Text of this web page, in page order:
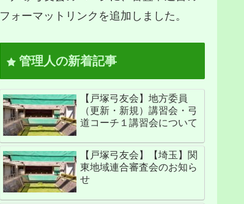
フォーマットリンクを追加しました。
管理人の新着記事
【戸塚弓友会】地方委員
（更新・新規）講習会・弓
道コーチ１講習会について
【戸塚弓友会】【埼玉】関
東地域連合審査会のお知ら
せ